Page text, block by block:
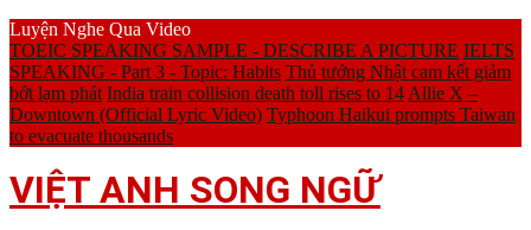
Luyện Nghe Qua Video
TOEIC SPEAKING SAMPLE - DESCRIBE A PICTURE IELTS
SPEAKING - Part 3 - Topic: Habits Thủ tướng Nhật cam kết giảm
bớt lạm phát India train collision death toll rises to 14 Allie X –
Downtown (Official Lyric Video) Typhoon Haikui prompts Taiwan
to evacuate thousands
VIỆT ANH SONG NGỮ